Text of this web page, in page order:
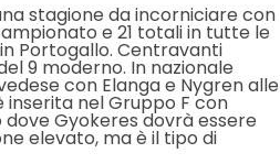
stagione da incorniciare con
e 21 totali in tutte le
Portogallo. Centravanti
9 moderno. In nazionale
con Elanga e Nygren alle
inserita nel Gruppo F con
Gyokeres dovrà essere
elevato, ma è il tipo di